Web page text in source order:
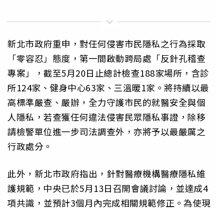
新北市政府重申，對任何侵害市民隱私之行為採取
「零容忍」態度，第一間啟動跨局處「反針孔稽查
專案」，截至5月20日止總計檢查188家場所，含診
所124家、健身中心63家、三溫暖1家。將持續以最
高標準嚴查、嚴辦，全力守護市民的就醫安全與個
人隱私，若查獲任何違法侵害民眾隱私事證，除移
請檢警單位進一步司法調查外，亦將予以最嚴厲之
行政處分。
此外，新北市政府指出，針對醫療機構醫療隱私維
護規範，中央已於5月13日召開會議討論，並達成4
項共識，並預計3個月內完成相關規範修正。為使現